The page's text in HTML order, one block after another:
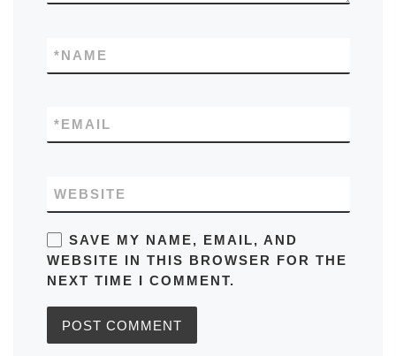
NAME
*
EMAIL
*
WEBSITE
SAVE MY NAME, EMAIL, AND
WEBSITE IN THIS BROWSER FOR THE
NEXT TIME I COMMENT.